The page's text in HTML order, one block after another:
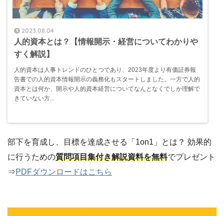
2023.08.04
人的資本とは？【情報開示・経営についてわかりや
すく解説】
人的資本は人事トレンドのひとつであり、2023年度より有価証券報
告書での人的資本情報開示の義務化もスタートしました。一方で人的
資本とは何か、開示や人的資本経営についてなんとなくでしか理解で
きていない方...
部下を育成し、目標を達成させる「1on1」とは？ 効果的
に行うための質問項目集付き解説資料を無料でプレゼント
⇒PDFダウンロードはこちら